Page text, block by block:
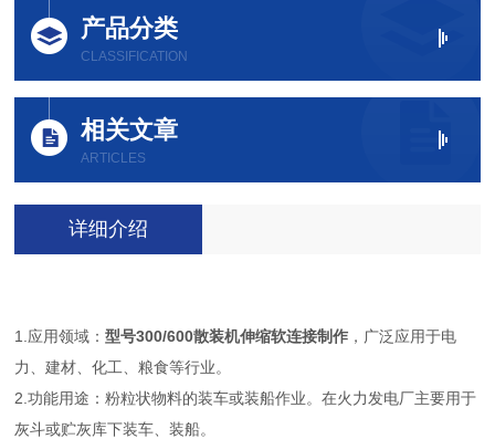
产品分类
CLASSIFICATION
相关文章
ARTICLES
详细介绍
1.应用领域：型号300/600散装机伸缩软连接制作 ，广泛应用于电
力、建材、化工、粮食等行业。
2.功能用途：粉粒状物料的装车或装船作业。在火力发电厂主要用于
灰斗或贮灰库下装车、装船。